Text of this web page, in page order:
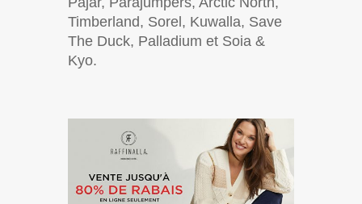
Timberland, Sorel, Kuwalla, Save
The Duck, Palladium et Soia &
Kyo.